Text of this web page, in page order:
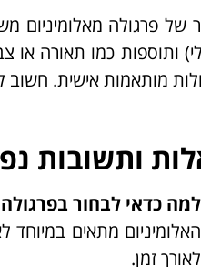
של פרגולה מאלומיניום
ותוספות כמו תאורה או
מותאמות אישית.
ותשובות
למה כדאי לבחור
האלומיניום מתאים במיוחד
לאורך זמן.